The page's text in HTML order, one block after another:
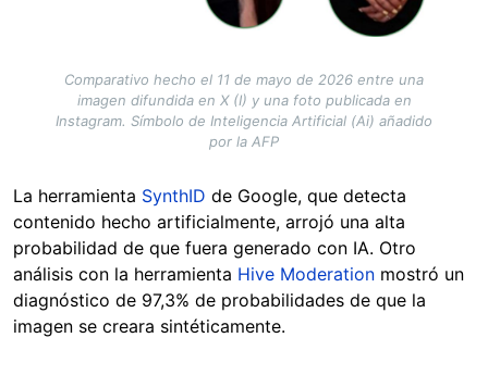
Comparativo hecho el 11 de mayo de 2026 entre una
imagen difundida en X (I) y una foto publicada en
Instagram. Símbolo de Inteligencia Artificial (Ai) añadido
por la AFP
La herramienta SynthID de Google, que detecta
contenido hecho artificialmente, arrojó una alta
probabilidad de que fuera generado con IA. Otro
análisis con la herramienta Hive Moderation mostró un
diagnóstico de 97,3% de probabilidades de que la
imagen se creara sintéticamente.